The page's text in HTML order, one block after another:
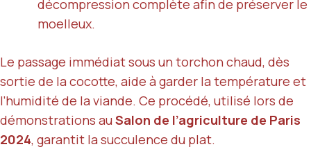
décompression complète afin de préserver le
moelleux.
Le passage immédiat sous un torchon chaud, dès
sortie de la cocotte, aide à garder la température et
l’humidité de la viande. Ce procédé, utilisé lors de
démonstrations au Salon de l’agriculture de Paris
2024, garantit la succulence du plat.